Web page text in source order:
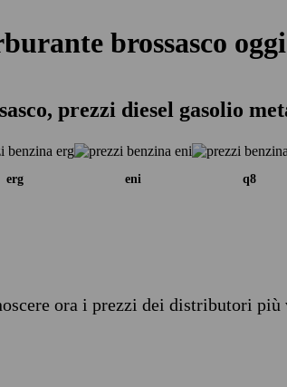
brossasco oggi
prezzi diesel gasolio
erg eni q8
ora i prezzi dei distributori più